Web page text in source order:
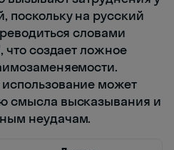
поскольку на русский
словами
создает ложное
может
смысла высказывания и
неудачам.